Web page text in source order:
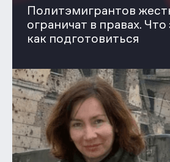
Политэмигрантов
ограничат в правах.
как подготовиться